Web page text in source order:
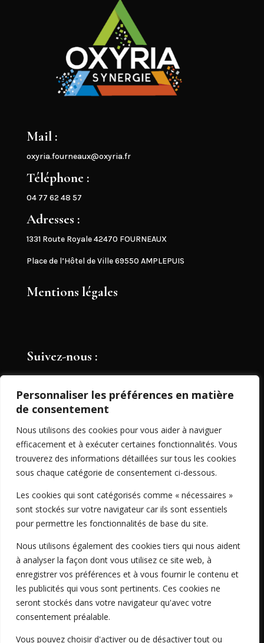
Personnaliser les préférences en matière
de consentement
Nous utilisons des cookies pour vous aider à naviguer
efficacement et à exécuter certaines fonctionnalités. Vous
trouverez des informations détaillées sur tous les cookies
sous chaque catégorie de consentement ci-dessous.
Les cookies qui sont catégorisés comme « nécessaires »
sont stockés sur votre navigateur car ils sont essentiels
pour permettre les fonctionnalités de base du site.
Nous utilisons également des cookies tiers qui nous aident
à analyser la façon dont vous utilisez ce site web, à
enregistrer vos préférences et à vous fournir le contenu et
les publicités qui vous sont pertinents. Ces cookies ne
seront stockés dans votre navigateur qu'avec votre
consentement préalable.
Vous pouvez choisir d'activer ou de désactiver tout ou
Mail :
oxyria.fourneaux@oxyria.fr
Téléphone :
04 77 62 48 57
Adresses :
1331 Route Royale 42470 FOURNEAUX
Place de l’Hôtel de Ville 69550 AMPLEPUIS
Mentions légales
Suivez-nous :
Partage de documents
Consultation entreprises
